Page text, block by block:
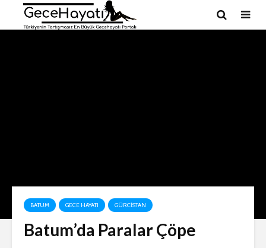
BATUM GECE HAYATI GÜRCISTAN
Batum’da Paralar Çöpe